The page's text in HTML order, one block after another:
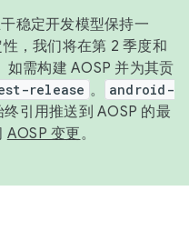
稳定开发模型保持一
，我们将在第 2 季度和
如需构建 AOSP 并为其贡
release 。
android-
引用推送到 AOSP 的最
AOSP 变更。